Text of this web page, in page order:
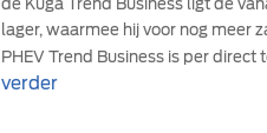
de Kuga Trend Business ligt de
lager, waarmee hij voor nog meer
PHEV Trend Business is per
verder